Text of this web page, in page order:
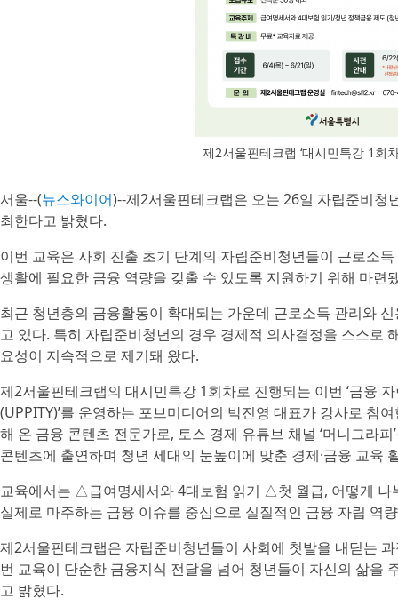
제2서울핀테크랩 ‘대시민특강 1회
서울--(뉴스와이어)--제2서울핀테크랩은 오는 26일 자립준비청
최한다고 밝혔다.
이번 교육은 사회 진출 초기 단계의 자립준비청년들이 근로소
생활에 필요한 금융 역량을 갖출 수 있도록 지원하기 위해 마련
최근 청년층의 금융활동이 확대되는 가운데 근로소득 관리와
고 있다. 특히 자립준비청년의 경우 경제적 의사결정을 스스로
요성이 지속적으로 제기돼 왔다.
제2서울핀테크랩의 대시민특강 1회차로 진행되는 이번 ‘금융
(UPPITY)’를 운영하는 포브미디어의 박진영 대표가 강사로 참
해 온 금융 콘텐츠 전문가로, 토스 경제 유튜브 채널 ‘머니그라
콘텐츠에 출연하며 청년 세대의 눈높이에 맞춘 경제·금융 교육
교육에서는 △급여명세서와 4대보험 읽기 △첫 월급, 어떻게
실제로 마주하는 금융 이슈를 중심으로 실질적인 금융 자립 역
제2서울핀테크랩은 자립준비청년들이 사회에 첫발을 내딛는
번 교육이 단순한 금융지식 전달을 넘어 청년들이 자신의 삶을
고 밝혔다.